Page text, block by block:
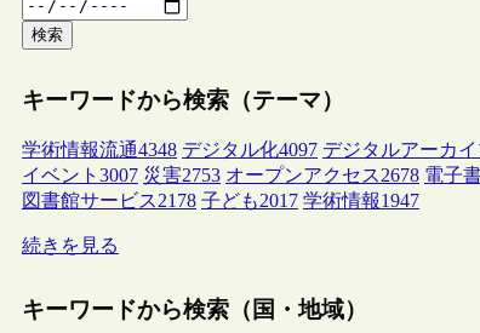
検索
キーワードから検索（テーマ）
学術情報流通4348 デジタル化4097 デジタルアーカ
イベント 3007 災害2753 オープンアクセス2678 電子
図書館サービス2178 子ども2017 学術情報1947
続きを見る
キーワードから検索（国・地域）